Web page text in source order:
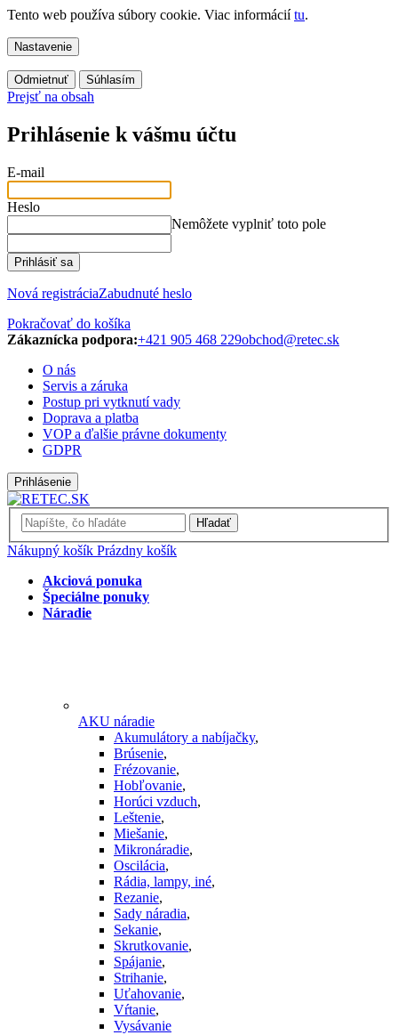
Tento web používa súbory cookie. Viac informáciítu.
Nastavenie
Odmietnuť Súhlasím
Prejsť na obsah
Prihlásenie k vášmu účtu
E-mail
Heslo
Nemôžete vyplniť toto pole
Prihlásiť sa
Nová registráciaZabudnuté heslo
Pokračovať do košíka
Zákaznícka podpora:+421 905 468 229obchod@retec.sk
O nás
Servis a záruka
Postup pri vytknutí vady
Doprava a platba
VOP a ďalšie právne dokumenty
GDPR
Prihlásenie
Hľadať
Nákupný košík Prázdny košík
Akciová ponuka
Špeciálne ponuky
Náradie
AKU náradie
Akumulátory a nabíjačky,
Brúsenie,
Frézovanie,
Hobľovanie,
Horúci vzduch,
Leštenie,
Miešanie,
Mikronáradie,
Oscilácia,
Rádia, lampy, iné,
Rezanie,
Sady náradia,
Sekanie,
Skrutkovanie,
Spájanie,
Strihanie,
Uťahovanie,
Vŕtanie,
Vysávanie